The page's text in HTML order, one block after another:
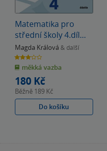
Matematika pro
střední školy 4.díl
Zkrácená verze
Magda Králová & další
3.0
z
5
hvězdiček
měkká vazba
180 Kč
Běžně 189 Kč
Do košíku